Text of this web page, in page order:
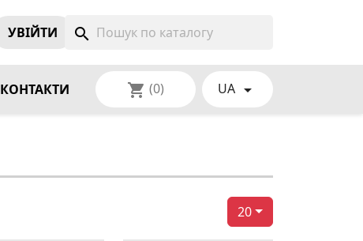
УВIЙТИ search
КОНТАКТИ shopping_cart (0) UA 
20